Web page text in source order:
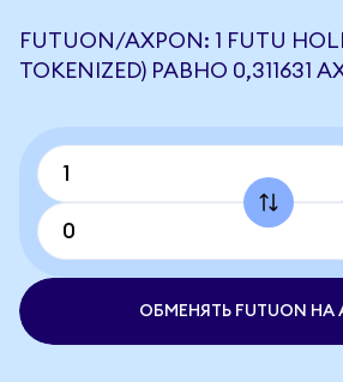
FUTUON/AXPON: 1 FUTU
TOKENIZED) РАВНО 0,311631
ОБМЕНЯТЬ FUTUON НА